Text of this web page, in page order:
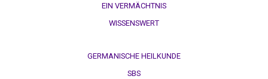
EIN VERMÄCHTNIS
WISSENSWERT
GERMANISCHE HEILKUNDE
SBS